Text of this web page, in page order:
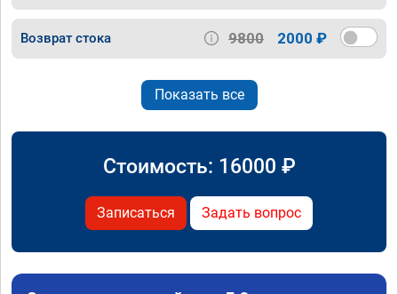
Возврат стока 9800 2000 ₽
Показать все
Стоимость: 16000 ₽
Записаться Задать вопрос